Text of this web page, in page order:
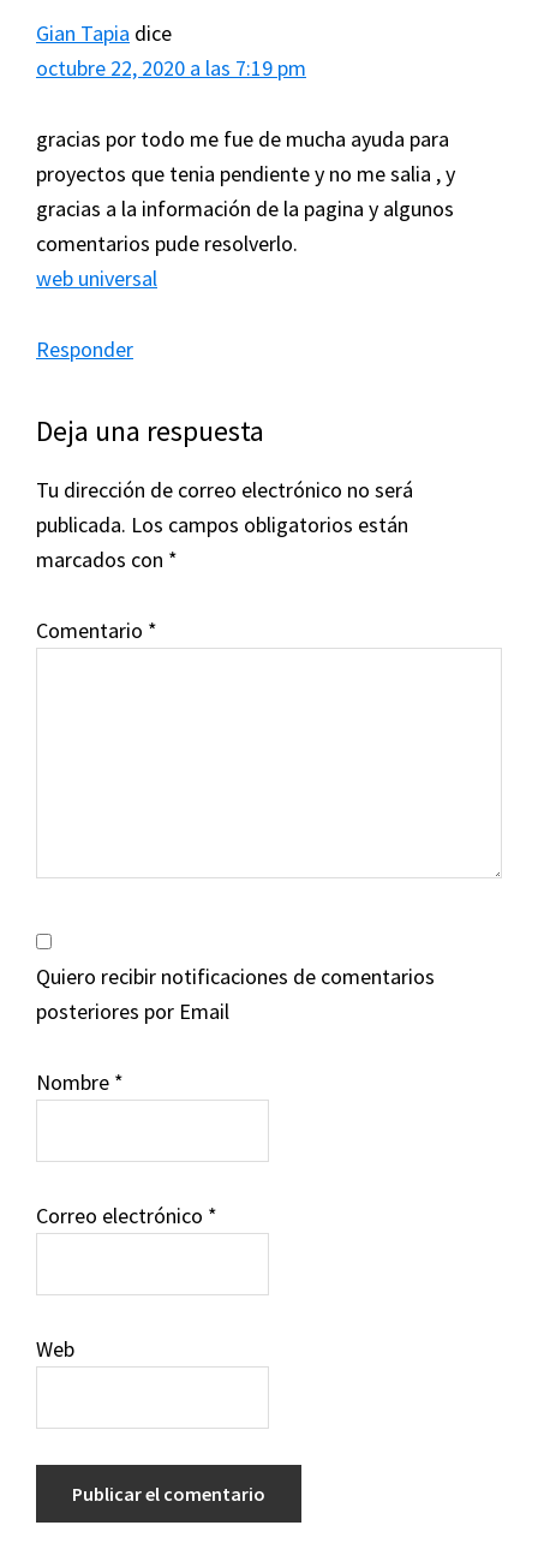
Gian Tapia dice
octubre 22, 2020 a las 7:19 pm
gracias por todo me fue de mucha ayuda para
proyectos que tenia pendiente y no me salia , y
gracias a la información de la pagina y algunos
comentarios pude resolverlo.
web universal
Responder
Deja una respuesta
Tu dirección de correo electrónico no será
publicada. Los campos obligatorios están
marcados con *
Comentario *
Quiero recibir notificaciones de comentarios
posteriores por Email
Nombre *
Correo electrónico *
Web